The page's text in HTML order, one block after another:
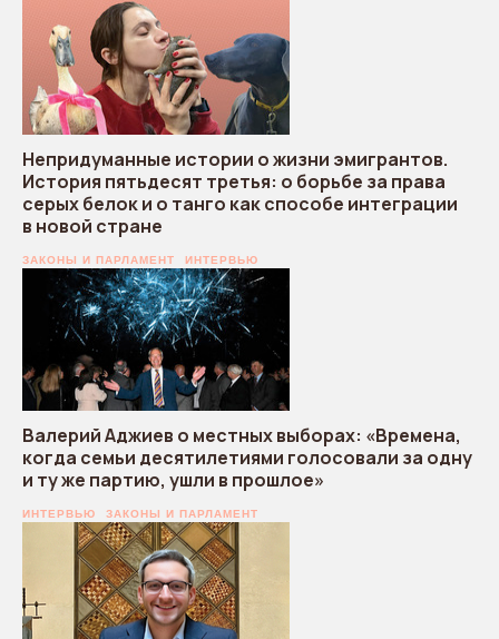
Непридуманные истории о жизни эмигрантов.
История пятьдесят третья: о борьбе за права
серых белок и о танго как способе интеграции
в новой стране
ЗАКОНЫ И ПАРЛАМЕНТ ИНТЕРВЬЮ
Валерий Аджиев о местных выборах: «Времена,
когда семьи десятилетиями голосовали за одну
и ту же партию, ушли в прошлое»
ИНТЕРВЬЮ ЗАКОНЫ И ПАРЛАМЕНТ